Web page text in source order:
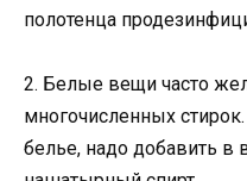
полотенца
2. Белые вещи часто
многочисленных
белье, надо добавить в